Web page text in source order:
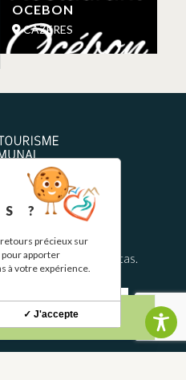
OCEBON
CAZERES
novedades y ofertas.
?
précieux sur
apporter
à votre expérience.
✓ J'accepte